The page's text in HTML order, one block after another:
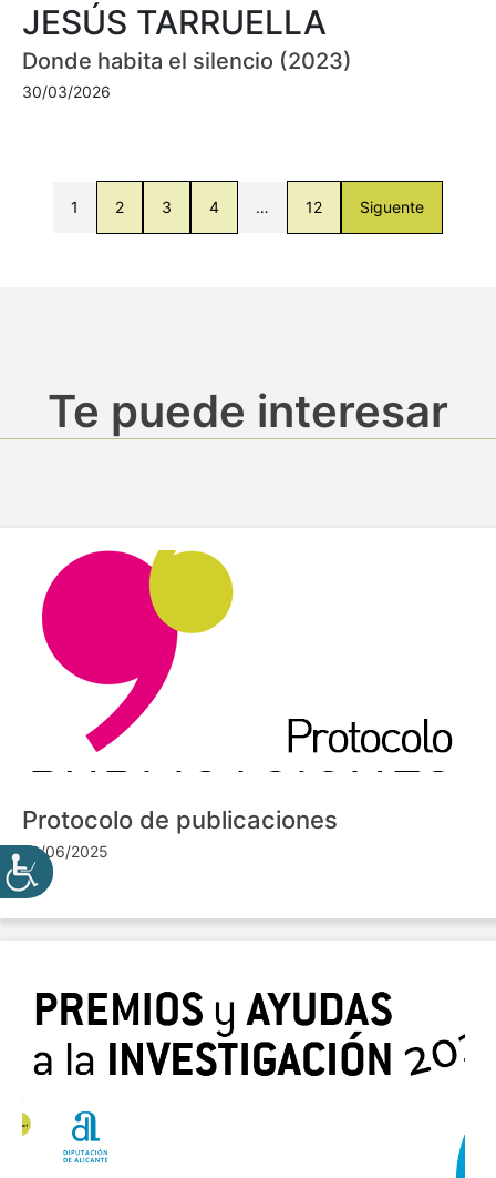
JESÚS TARRUELLA
Donde habita el silencio (2023)
30/03/2026
1 2 3 4 … 12 Siguente
Te puede interesar
Protocolo de publicaciones
10/06/2025